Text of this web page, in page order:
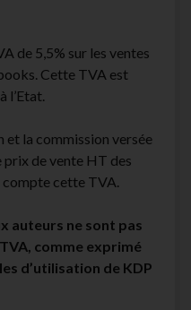
de 5,5% sur les ventes
Cette TVA est
l’Etat.
et la commission versée
prix de vente HT des
compte cette TVA.
auteurs ne sont pas
comme exprimé
d’utilisation de KDP